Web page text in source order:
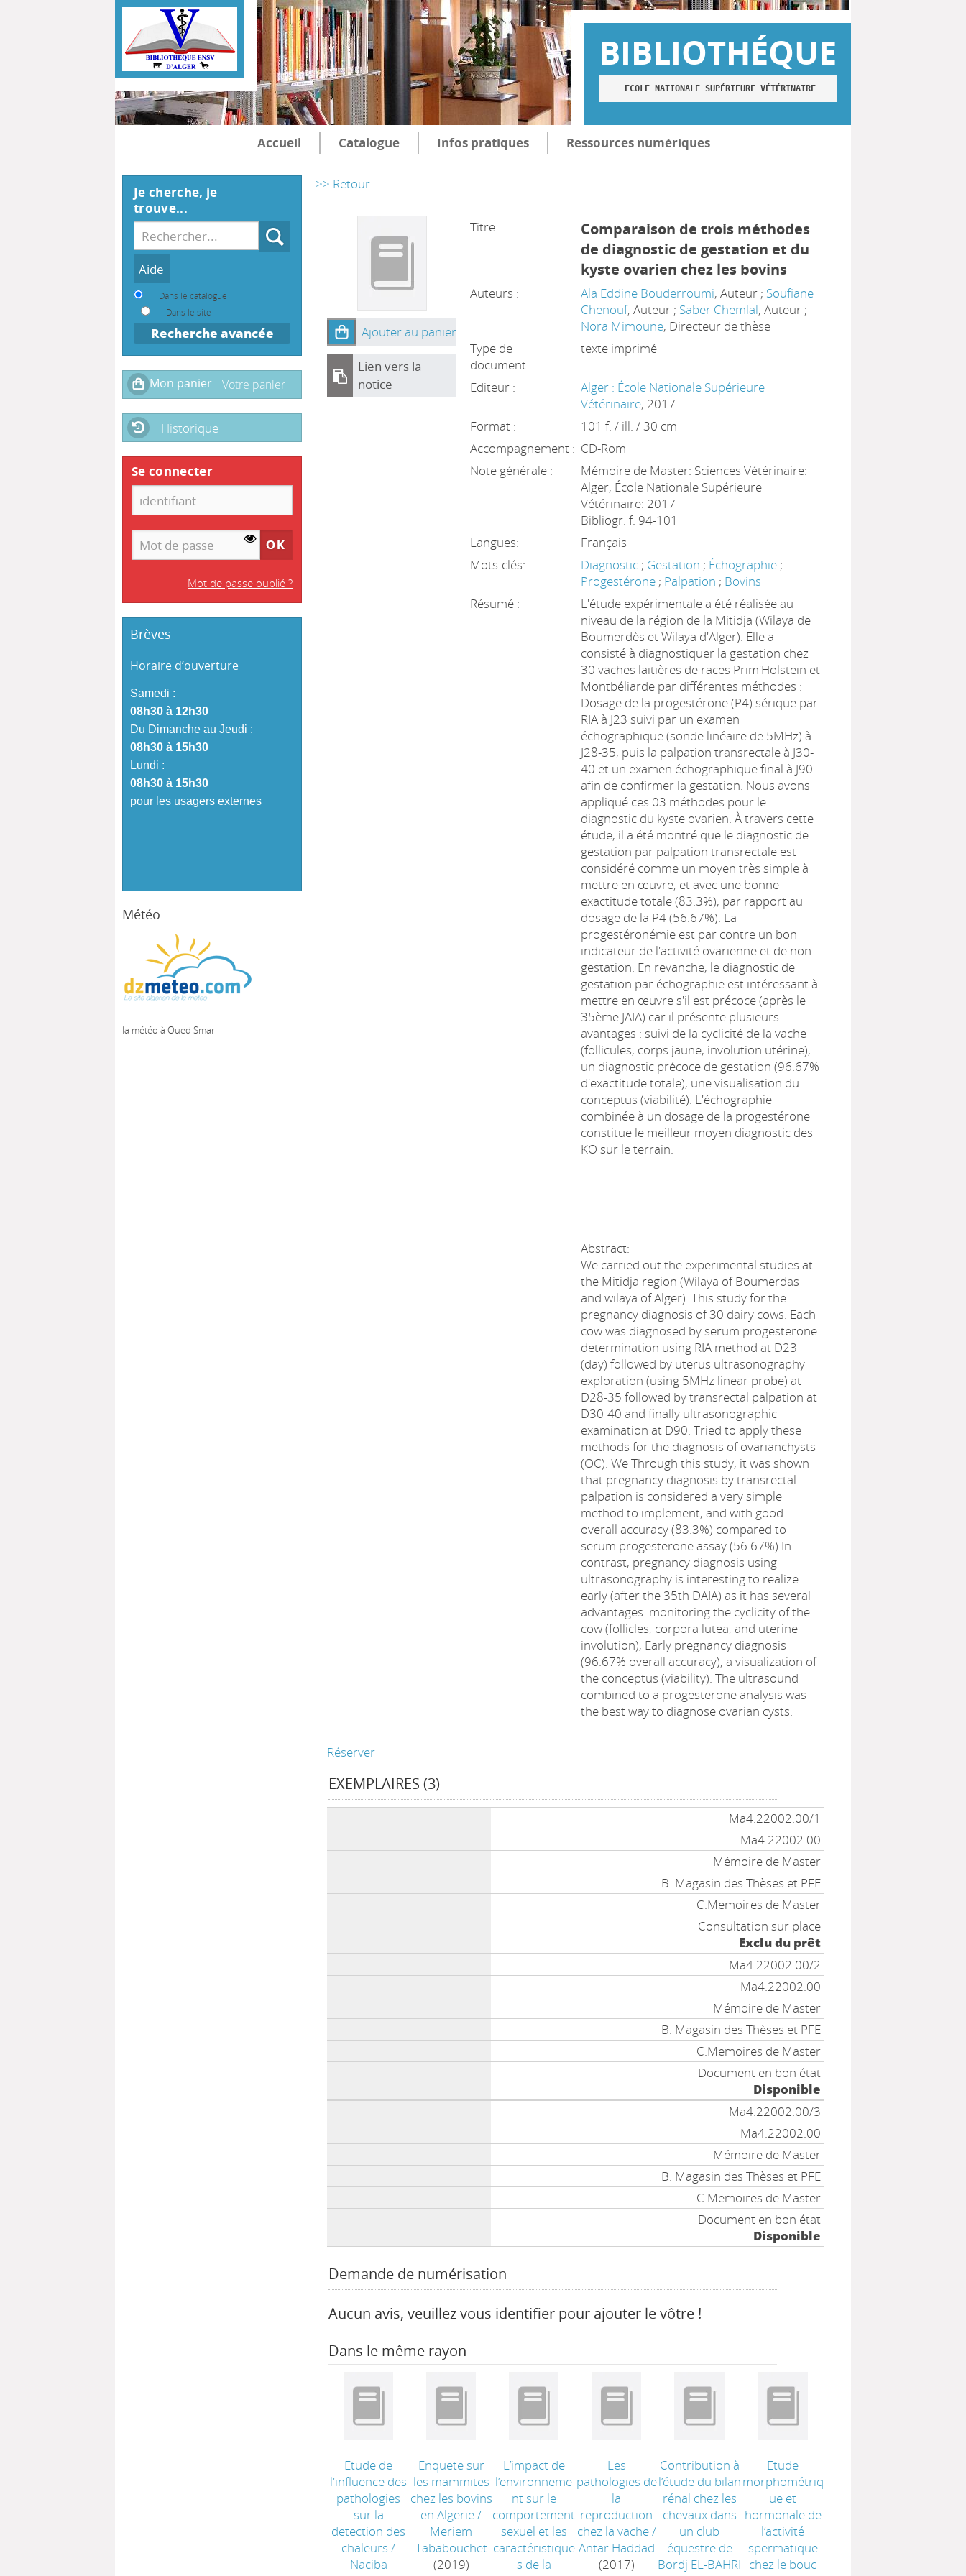
BIBLIOTHÉQUE
ECOLE NATIONALE SUPÉRIEURE VÉTÉRINAIRE
Accueil Catalogue Infos pratiques Ressources numériques
>> Retour
Ajouter au panier
Lien vers la
notice
Titre :
Comparaison de trois méthodes
de diagnostic de gestation et du
kyste ovarien chez les bovins
Auteurs : Ala Eddine Bouderroumi, Auteur ; Soufiane
Chenouf, Auteur ; Saber Chemlal, Auteur ;
Nora Mimoune, Directeur de thèse
Type de
document :
texte imprimé
Editeur :
Alger : École Nationale Supérieure
Vétérinaire, 2017
Format :
101 f. / ill. / 30 cm
Accompagnement : CD-Rom
Note générale :
Mémoire de Master: Sciences Vétérinaire:
Alger, École Nationale Supérieure
Vétérinaire: 2017
Bibliogr. f. 94-101
Langues:
Français
Mots-clés:
Diagnostic ; Gestation ; Échographie ;
Progestérone ; Palpation ; Bovins
Résumé :
L'étude expérimentale a été réalisée au
niveau de la région de la Mitidja (Wilaya de
Boumerdès et Wilaya d'Alger). Elle a
consisté à diagnostiquer la gestation chez
30 vaches laitières de races Prim'Holstein et
Montbéliarde par différentes méthodes :
Dosage de la progestérone (P4) sérique par
RIA à J23 suivi par un examen
échographique (sonde linéaire de 5MHz) à
J28-35, puis la palpation transrectale à J30-
40 et un examen échographique final à J90
afin de confirmer la gestation. Nous avons
appliqué ces 03 méthodes pour le
diagnostic du kyste ovarien. À travers cette
étude, il a été montré que le diagnostic de
gestation par palpation transrectale est
considéré comme un moyen très simple à
mettre en œuvre, et avec une bonne
exactitude totale (83.3%), par rapport au
dosage de la P4 (56.67%). La
progestéronémie est par contre un bon
indicateur de l'activité ovarienne et de non
gestation. En revanche, le diagnostic de
gestation par échographie est intéressant à
mettre en œuvre s'il est précoce (après le
35ème JAIA) car il présente plusieurs
avantages : suivi de la cyclicité de la vache
(follicules, corps jaune, involution utérine),
un diagnostic précoce de gestation (96.67%
d'exactitude totale), une visualisation du
conceptus (viabilité). L'échographie
combinée à un dosage de la progestérone
constitue le meilleur moyen diagnostic des
KO sur le terrain.
Abstract:
We carried out the experimental studies at
the Mitidja region (Wilaya of Boumerdas
and wilaya of Alger). This study for the
pregnancy diagnosis of 30 dairy cows. Each
cow was diagnosed by serum progesterone
determination using RIA method at D23
(day) followed by uterus ultrasonography
exploration (using 5MHz linear probe) at
D28-35 followed by transrectal palpation at
D30-40 and finally ultrasonographic
examination at D90. Tried to apply these
methods for the diagnosis of ovarianchysts
(OC). We Through this study, it was shown
that pregnancy diagnosis by transrectal
palpation is considered a very simple
method to implement, and with good
overall accuracy (83.3%) compared to
serum progesterone assay (56.67%).In
contrast, pregnancy diagnosis using
ultrasonography is interesting to realize
early (after the 35th DAIA) as it has several
advantages: monitoring the cyclicity of the
cow (follicles, corpora lutea, and uterine
involution), Early pregnancy diagnosis
(96.67% overall accuracy), a visualization of
the conceptus (viability). The ultrasound
combined to a progesterone analysis was
the best way to diagnose ovarian cysts.
Réserver
EXEMPLAIRES (3)
Ma4.22002.00/1
Ma4.22002.00
Mémoire de Master
B. Magasin des Thèses et PFE
C.Memoires de Master
Consultation sur place
Exclu du prêt
Ma4.22002.00/2
Ma4.22002.00
Mémoire de Master
B. Magasin des Thèses et PFE
C.Memoires de Master
Document en bon état
Disponible
Ma4.22002.00/3
Ma4.22002.00
Mémoire de Master
B. Magasin des Thèses et PFE
C.Memoires de Master
Document en bon état
Disponible
Demande de numérisation
Aucun avis, veuillez vous identifier pour ajouter le vôtre !
Dans le même rayon
Etude de
l'influence des
pathologies
sur la
detection des
chaleurs /
Naciba
Enquete sur
les mammites
chez les bovins
en Algerie/
Meriem
Tababouchet
(2019)
L’impact de
l’environneme
nt sur le
comportement
sexuel et les
caractéristique
s de la
Les
pathologies de
la
reproduction
chez la vache/
Antar Haddad
(2017)
Contribution à
l’étude du bilan
rénal chez les
chevaux dans
un club
équestre de
Bordj EL-BAHRI
Etude
morphométriq
ue et
hormonale de
l’activité
spermatique
chez le bouc
Je cherche, je
trouve...
Recherche
Dans le catalogue
Dans le site
Recherche avancée
Historique
Se connecter
Mot de passe oublié ?
Brèves
Horaire d’ouverture
Samedi :
08h30 à 12h30
Du Dimanche au Jeudi :
08h30 à 15h30
Lundi :
08h30 à 15h30
pour les usagers externes
Météo
la météo à Oued Smar